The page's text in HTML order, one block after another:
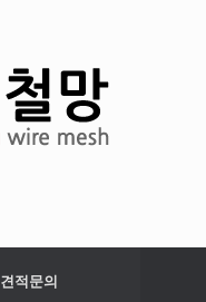
견적문의